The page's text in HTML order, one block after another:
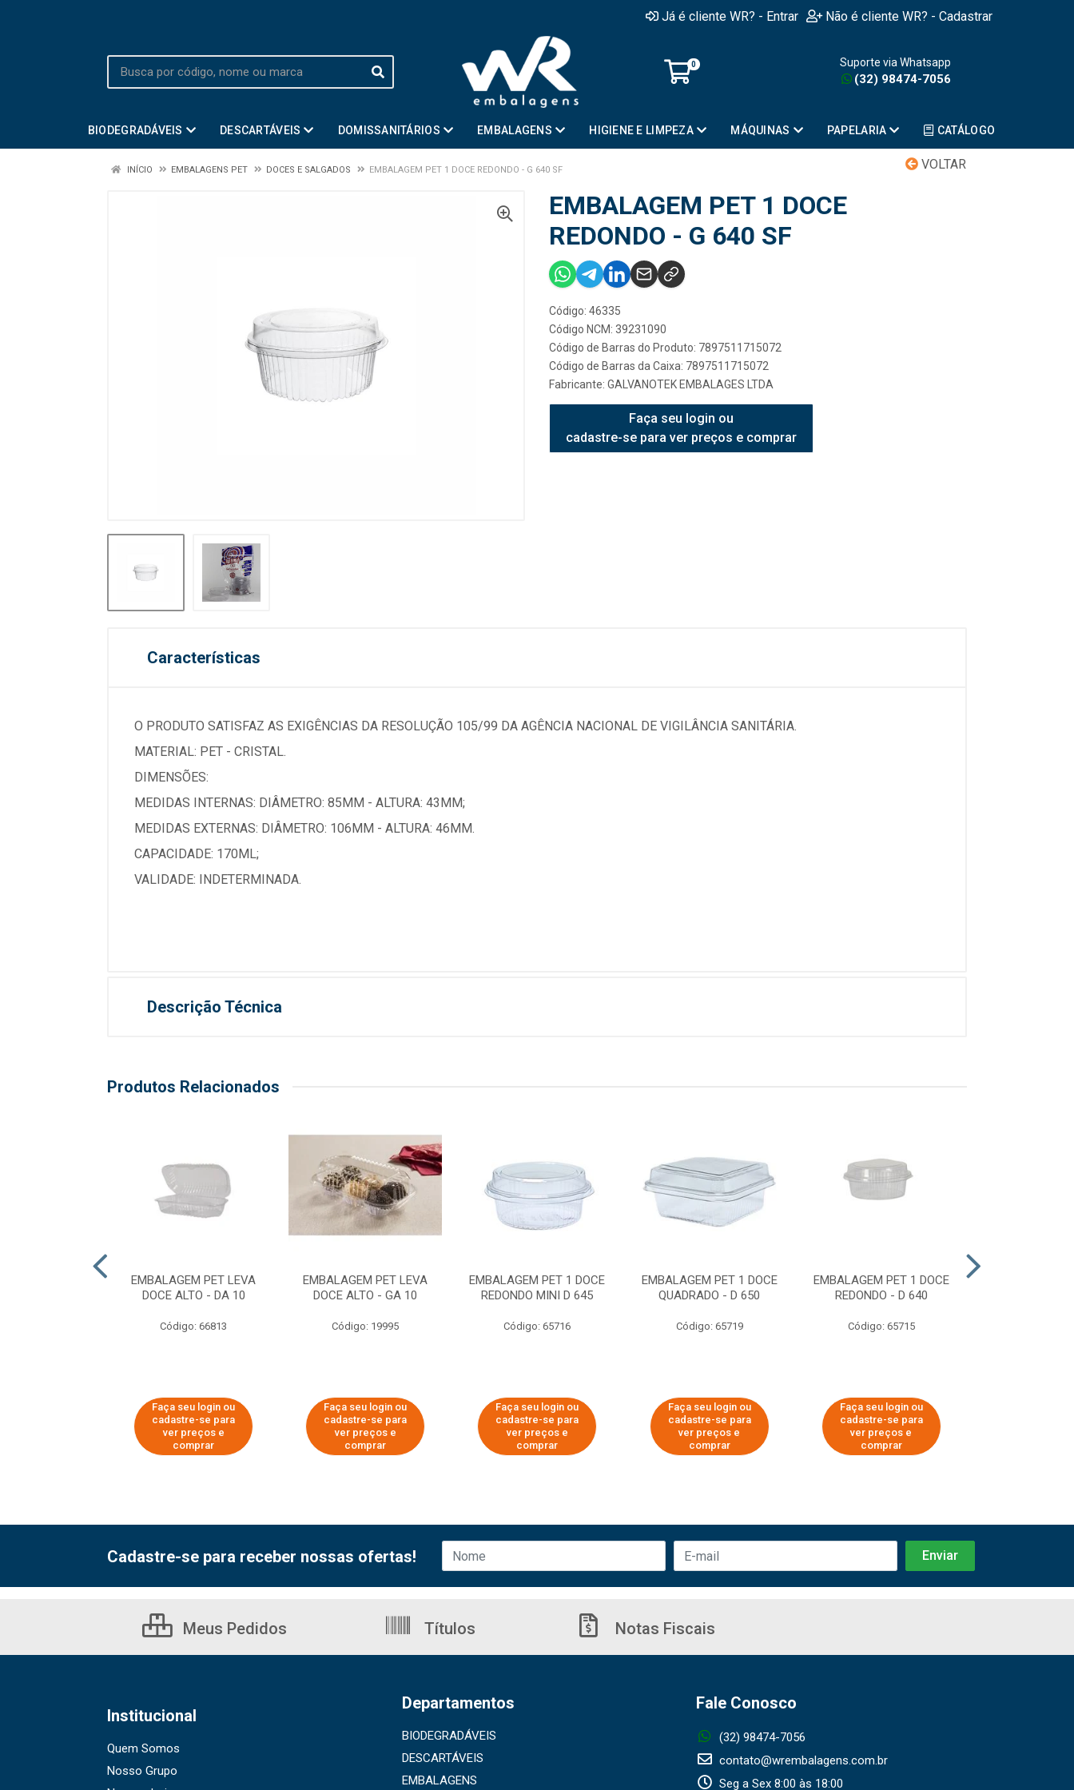
Já é cliente WR? - Entrar Não é cliente WR? - Cadastrar
0 Suporte via Whatsapp
(32) 98474-7056
BIODEGRADÁVEIS DESCARTÁVEIS DOMISSANITÁRIOS EMBALAGENS HIGIENE E LIMPEZA MÁQUINAS PAPELARIA CATÁLOGO
VOLTAR
INÍCIO EMBALAGENS PET DOCES E SALGADOS EMBALAGEM PET 1 DOCE REDONDO - G 640 SF
EMBALAGEM PET 1 DOCE
REDONDO - G 640 SF
Código: 46335
Código NCM: 39231090
Código de Barras do Produto: 7897511715072
Código de Barras da Caixa: 7897511715072
Fabricante: GALVANOTEK EMBALAGES LTDA
Faça seu login ou
cadastre-se para ver preços e comprar
Características
O PRODUTO SATISFAZ AS EXIGÊNCIAS DA RESOLUÇÃO 105/99 DA AGÊNCIA NACIONAL DE VIGILÂNCIA SANITÁRIA.
MATERIAL: PET - CRISTAL.
DIMENSÕES:
MEDIDAS INTERNAS: DIÂMETRO: 85MM - ALTURA: 43MM;
MEDIDAS EXTERNAS: DIÂMETRO: 106MM - ALTURA: 46MM.
CAPACIDADE: 170ML;
VALIDADE: INDETERMINADA.
Descrição Técnica
Produtos Relacionados
EMBALAGEM PET LEVA
DOCE ALTO - DA 10
Código: 66813
Faça seu login ou
cadastre-se para
ver preços e
comprar
EMBALAGEM PET LEVA
DOCE ALTO - GA 10
Código: 19995
Faça seu login ou
cadastre-se para
ver preços e
comprar
EMBALAGEM PET 1 DOCE
REDONDO MINI D 645
Código: 65716
Faça seu login ou
cadastre-se para
ver preços e
comprar
EMBALAGEM PET 1 DOCE
QUADRADO - D 650
Código: 65719
Faça seu login ou
cadastre-se para
ver preços e
comprar
EMBALAGEM PET 1 DOCE
REDONDO - D 640
Código: 65715
Faça seu login ou
cadastre-se para
ver preços e
comprar
Cadastre-se para receber nossas ofertas!
Meus Pedidos Títulos Notas Fiscais
Institucional
Quem Somos
Nosso Grupo
Departamentos
BIODEGRADÁVEIS
DESCARTÁVEIS
EMBALAGENS
Fale Conosco
(32) 98474-7056
contato@wrembalagens.com.br
Seg a Sex 8:00 às 18:00